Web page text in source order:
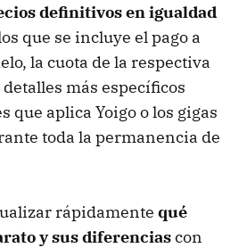
definitivos en igualdad
que se incluye el pago a
la cuota de la respectiva
más específicos
que aplica Yoigo o los gigas
toda la permanencia de
rápidamente qué
y sus diferenciascon